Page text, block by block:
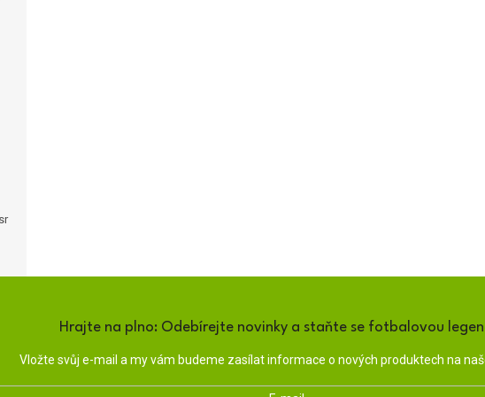
Hrajte na plno: Odebírejte novinky a staňte se fotbalovou
Vložte svůj e-mail a my vám budeme zasílat informace o nových produktech na